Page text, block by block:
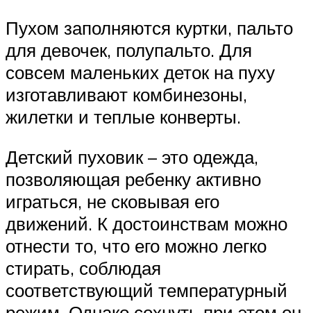
Пухом заполняются куртки, пальто
для девочек, полупальто. Для
совсем маленьких деток на пуху
изготавливают комбинезоны,
жилетки и теплые конверты.
Детский пуховик – это одежда,
позволяющая ребенку активно
играться, не сковывая его
движений. К достоинствам можно
отнести то, что его можно легко
стирать, соблюдая
соответствующий температурный